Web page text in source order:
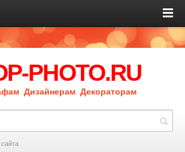
PHOTO.RU
Дизайнерам Декораторам